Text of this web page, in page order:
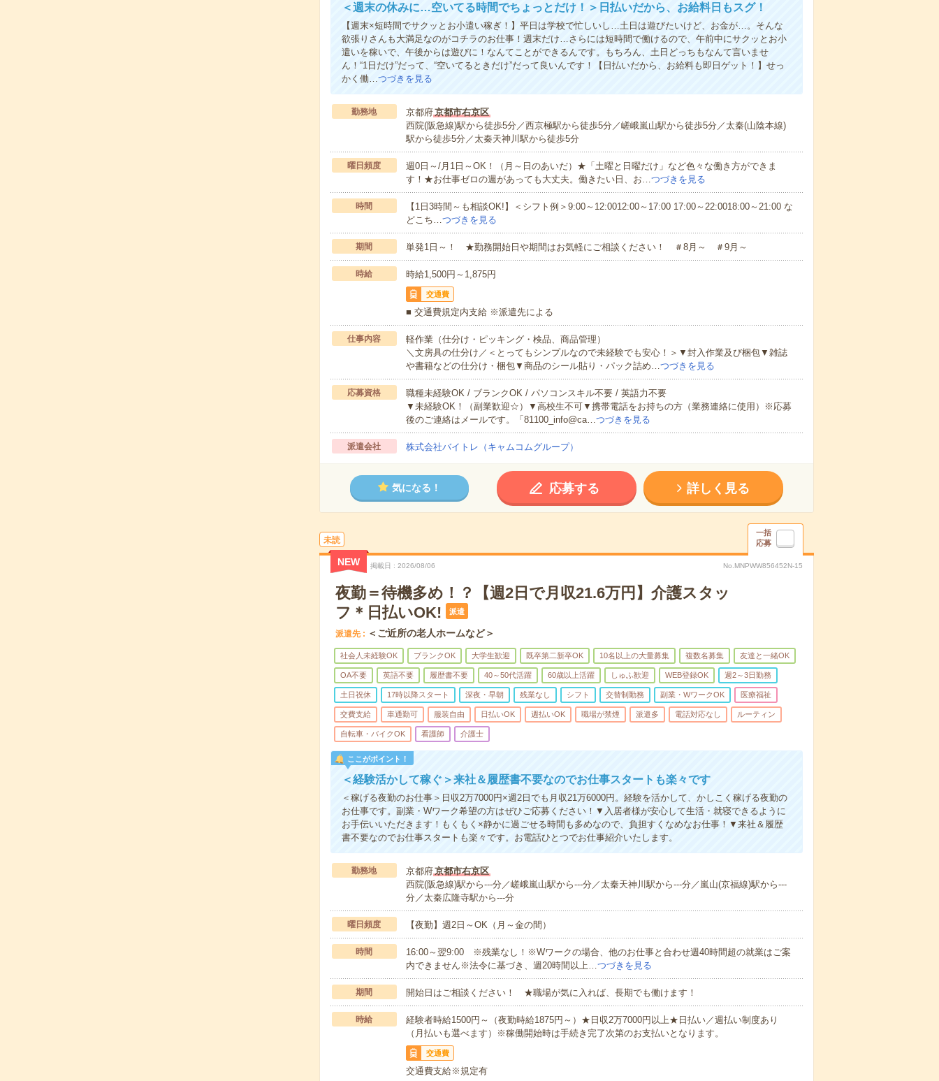
＜週末の休みに…空いてる時間でちょっとだけ！＞日払いだから、お給料日もスグ！
【週末×短時間でサクッとお小遣い稼ぎ！】平日は学校で忙しいし…土日は遊びたいけど、お金が…。そんな
欲張りさんも大満足なのがコチラのお仕事！週末だけ…さらには短時間で働けるので、午前中にサクッとお小
遣いを稼いで、午後からは遊びに！なんてことができるんです。もちろん、土日どっちもなんて言いませ
ん！“1日だけ”だって、“空いてるときだけ”だって良いんです！【日払いだから、お給料も即日ゲット！】せっ
かく働…つづきを見る
勤務地 京都府京都市右京区
西院(阪急線)駅から徒歩5分／西京極駅から徒歩5分／嵯峨嵐山駅から徒歩5分／太秦(山陰本線)
駅から徒歩5分／太秦天神川駅から徒歩5分
曜日頻度
週0日～/月1日～OK！（月～日のあいだ）★「土曜と日曜だけ」など色々な働き方ができま
す！★お仕事ゼロの週があっても大丈夫。働きたい日、お…つづきを見る
時間
【1日3時間～も相談OK!】＜シフト例＞9:00～12:0012:00～17:00 17:00～22:0018:00～21:00 な
どこち…つづきを見る
期間 単発1日～！ ★勤務開始日や期間はお気軽にご相談ください！ ＃8月～ ＃9月～
時給 時給1,500円～1,875円
交通費
■ 交通費規定内支給 ※派遣先による
仕事内容
軽作業（仕分け・ピッキング・検品、商品管理）
＼文房具の仕分け／＜とってもシンプルなので未経験でも安心！＞▼封入作業及び梱包▼雑誌
や書籍などの仕分け・梱包▼商品のシール貼り・パック詰め…つづきを見る
応募資格
職種未経験OK / ブランクOK / パソコンスキル不要 / 英語力不要
▼未経験OK！（副業歓迎☆）▼高校生不可▼携帯電話をお持ちの方（業務連絡に使用）※応募
後のご連絡はメールです。「81100_info@ca…つづきを見る
派遣会社 株式会社バイトレ（キャムコムグループ）
気になる！ 応募する 詳しく見る
未読
一括
応募
NEW 掲載日 2026/08/06 No.MNPWW856452N-15
夜勤＝待機多め！？【週2日で月収21.6万円】介護スタッ
フ＊日払いOK!
派遣
派遣先 ＜ご近所の老人ホームなど＞
社会人未経験OK ブランクOK 大学生歓迎 既卒第二新卒OK 10名以上の大量募集 複数名募集 友達と一緒OK
OA不要 英語不要 履歴書不要 40～50代活躍 60歳以上活躍 しゅふ歓迎 WEB登録OK 週2～3日勤務
土日祝休 17時以降スタート 深夜・早朝 残業なし シフト 交替制勤務 副業・WワークOK 医療福祉
交費支給 車通勤可 服装自由 日払いOK 週払いOK 職場が禁煙 派遣多 電話対応なし ルーティン
自転車・バイクOK 看護師 介護士
ここがポイント！
＜経験活かして稼ぐ＞来社＆履歴書不要なのでお仕事スタートも楽々です
＜稼げる夜勤のお仕事＞日収2万7000円×週2日でも月収21万6000円。経験を活かして、かしこく稼げる夜勤の
お仕事です。副業・Wワーク希望の方はぜひご応募ください！▼入居者様が安心して生活・就寝できるように
お手伝いいただきます！もくもく×静かに過ごせる時間も多めなので、負担すくなめなお仕事！▼来社＆履歴
書不要なのでお仕事スタートも楽々です。お電話ひとつでお仕事紹介いたします。
勤務地 京都府京都市右京区
西院(阪急線)駅から---分／嵯峨嵐山駅から---分／太秦天神川駅から---分／嵐山(京福線)駅から---
分／太秦広隆寺駅から---分
曜日頻度 【夜勤】週2日～OK（月～金の間）
時間
16:00～翌9:00 ※残業なし！※Wワークの場合、他のお仕事と合わせ週40時間超の就業はご案
内できません※法令に基づき、週20時間以上…つづきを見る
期間 開始日はご相談ください！ ★職場が気に入れば、長期でも働けます！
時給
経験者時給1500円～（夜勤時給1875円～）★日収2万7000円以上★日払い／週払い制度あり
（月払いも選べます）※稼働開始時は手続き完了次第のお支払いとなります。
交通費
交通費支給※規定有